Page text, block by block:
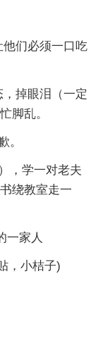
们必须一口吃
掉眼泪（一定
脚乱。
。
，学一对老夫
绕教室走一
一家人
，小桔子)